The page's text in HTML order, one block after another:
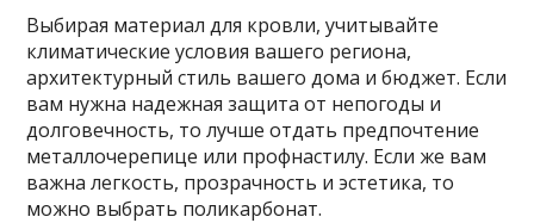
Выбирая материал для кровли, учитывайте
климатические условия вашего региона,
архитектурный стиль вашего дома и бюджет. Если
вам нужна надежная защита от непогоды и
долговечность, то лучше отдать предпочтение
металлочерепице или профнастилу. Если же вам
важна легкость, прозрачность и эстетика, то
можно выбрать поликарбонат.